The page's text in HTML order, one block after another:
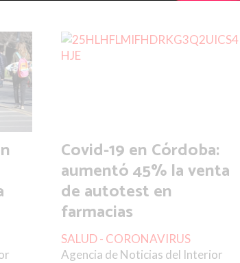
Covid-19 en Córdoba:
aumentó 45% la venta
de autotest en
farmacias
Agencia de Noticias del Interior
SALUD - CORONAVIRUS